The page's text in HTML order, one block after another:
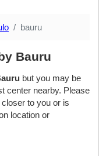
bauru
Bauru
but you may be
center nearby. Please
to you or is
location or